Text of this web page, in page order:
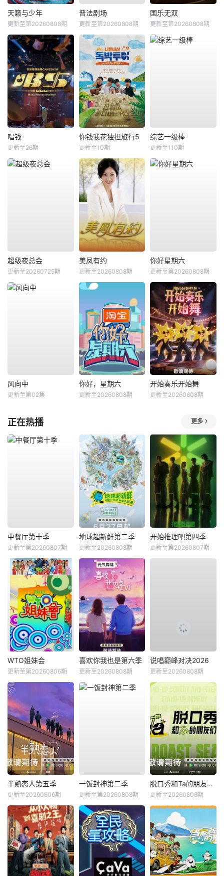
天籁与少年
更新至第20260808期
普法剧场
更新至第20260808期
国乐无双
更新至第20260808期
唱钱
更新至26期
你钱我花独担旅行5
更新至10期
综艺一级棒
更新至110期
超级夜总会
更新至20260725期
美凤有约
更新至20260808期
你好星期六
更新至第20260808期
风向中
更新至第02集
你好，星期六
更新至20260808期
开始奏乐开始舞
更新至20260808期
正在热播 更多
中餐厅第十季
更新至第20260807期
地球超新鲜第二季
更新至20260808期
开始推理吧第四季
更新至第20260807期
WTO姐妹会
更新至第20260806期
喜欢你我也是第六季
更新至20260808期
说唱巅峰对决2026
更新至20260808期
半熟恋人第五季
更新至20260806期
一饭封神第二季
更新至第20260808期
脱口秀和Ta的朋友们第三季
更新至20260808期